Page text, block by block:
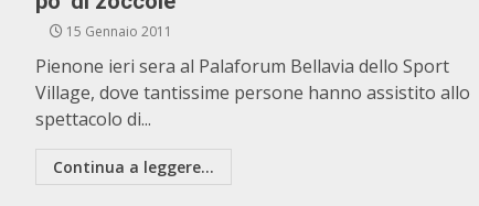
15 Gennaio 2011
Pienone ieri sera al Palaforum Bellavia dello Sport
Village, dove tantissime persone hanno assistito allo
spettacolo di...
Continua a leggere...